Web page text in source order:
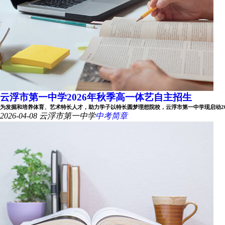
云浮市第一中学2026年秋季高一体艺自主招生
为发掘和培养体育、艺术特长人才，助力学子以特长圆梦理想院校，云浮市第一中学现启动
2026-04-08 云浮市第一中学中考简章